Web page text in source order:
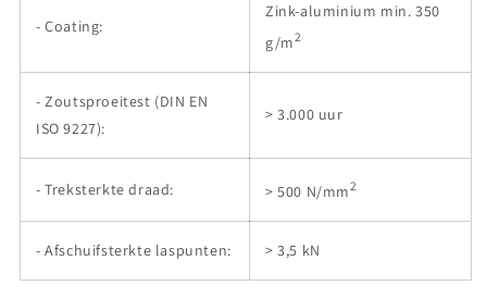
- Coating:
Zink-aluminium min. 350
g/m2
- Zoutsproeitest (DIN EN
ISO 9227):
> 3.000 uur
- Treksterkte draad: > 500 N/mm2
- Afschuifsterkte laspunten: > 3,5 kN